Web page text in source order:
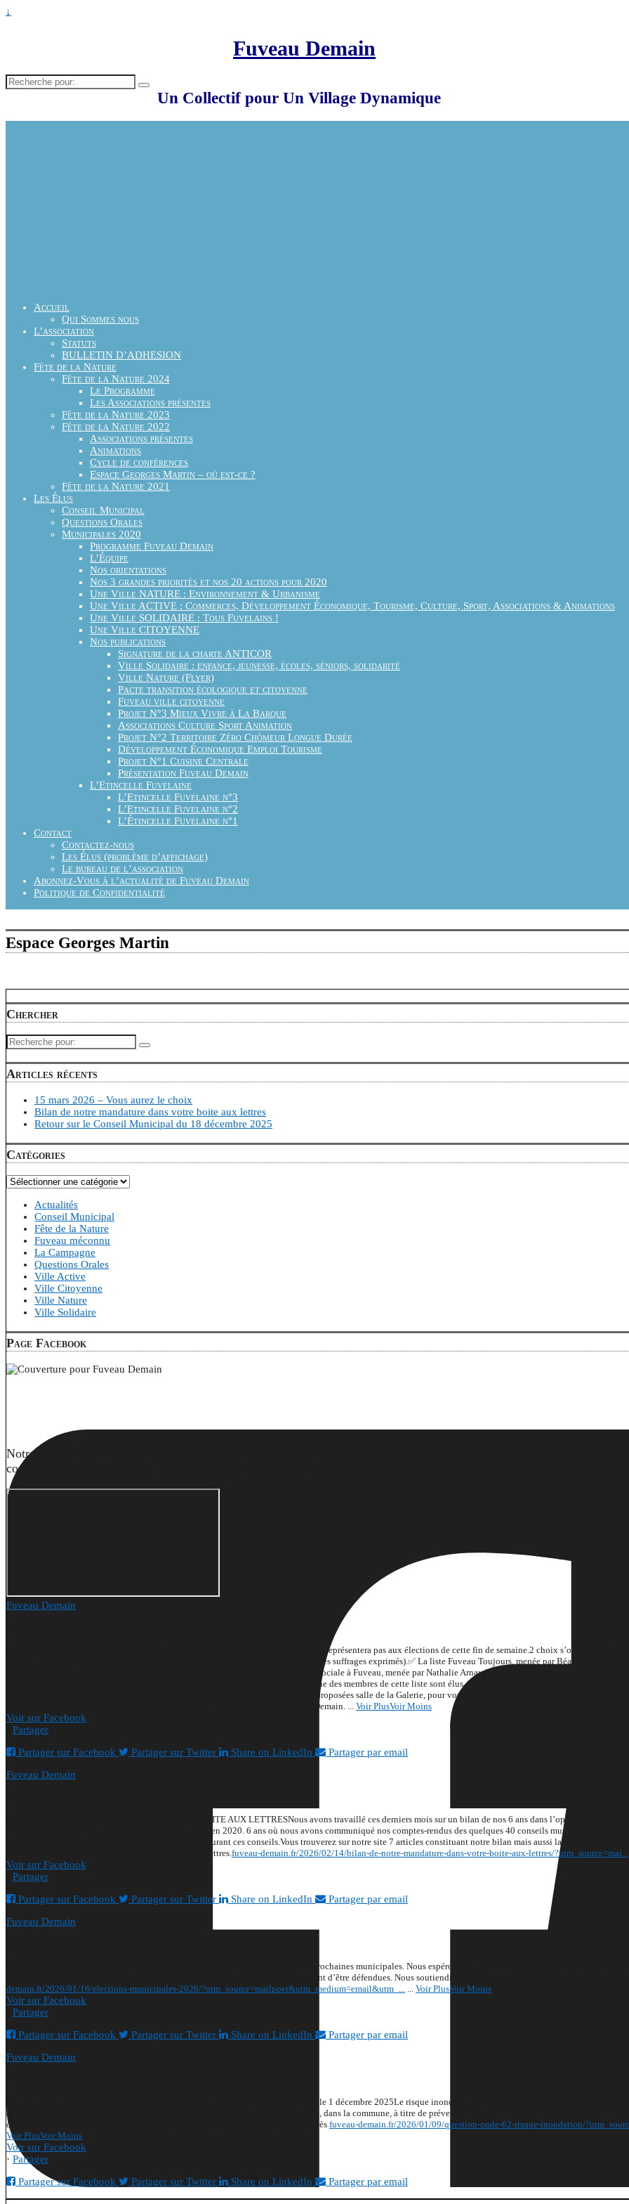
↓
Fuveau Demain
Recherche
pour:
Un Collectif pour Un Village Dynamique
Accueil
Qui Sommes nous
L’association
Statuts
BULLETIN D’ADHESION
Fête de la Nature
Fête de la Nature 2024
Le Programme
Les Associations présentes
Fête de la Nature 2023
Fête de la Nature 2022
Associations présentes
Animations
Cycle de conférences
Espace Georges Martin – où est-ce ?
Fête de la Nature 2021
Les Élus
Conseil Municipal
Questions Orales
Municipales 2020
Programme Fuveau Demain
L’Équipe
Nos orientations
Nos 3 grandes priorités et nos 20 actions pour 2020
Une Ville NATURE : Environnement & Urbanisme
Une Ville ACTIVE : Commerces, Développement Économique, Tourisme, Culture, Sport, Associations & Animations
Une Ville SOLIDAIRE : Tous Fuvelains !
Une Ville CITOYENNE
Nos publications
Signature de la charte ANTICOR
Ville Solidaire : enfance, jeunesse, écoles, séniors, solidarité
Ville Nature (Flyer)
Pacte transition écologique et citoyenne
Fuveau ville citoyenne
Projet N°3 Mieux Vivre à La Barque
Associations Culture Sport Animation
Projet N°2 Territoire Zéro Chômeur Longue Durée
Développement Économique Emploi Tourisme
Projet N°1 Cuisine Centrale
Présentation Fuveau Demain
L’Etincelle Fuvelaine
L’Etincelle Fuvelaine n°3
L’Etincelle Fuvelaine n°2
L’Étincelle Fuvelaine n°1
Contact
Contactez-nous
Les Élus (problème d’affichage)
Le bureau de l’association
Abonnez-Vous à l’actualité de Fuveau Demain
Politique de Confidentialité
Espace Georges Martin
Chercher
Recherche
pour:
Articles récents
15 mars 2026 – Vous aurez le choix
Bilan de notre mandature dans votre boite aux lettres
Retour sur le Conseil Municipal du 18 décembre 2025
Catégories
Catégories
Actualités
Conseil Municipal
Fête de la Nature
Fuveau méconnu
La Campagne
Questions Orales
Ville Active
Ville Citoyenne
Ville Nature
Ville Solidaire
Page Facebook
Notre volonté : partager notre vision d’une commune solidaire, qui s’engage pour la préservation de l’environnement.
commune sur des thèmes tels que la Nature, la Culture, la Fête, la Solidarité... #fuveau
Fuveau Demain
Comme nous l’avons communiqué précédemment l’équipe de Fuveau Demain ne se représentera pas aux élections de cette fin de semaine.2 choix s’offriront aux
tour (il n’y aura pas de 2ème tour puisque l’une des listes remportera plus de 50 % des suffrages exprimés).✅ La liste Fuveau Toujours, menée par Béatrice Bonfillon
✅La liste Alternative écologique et sociale à Fuveau, menée par Nathalie Arnaud et Hubert Stahn, qui reprend très
nous avons mis en avant et défendus durant nos 6 ans dans l’opposition. Une dizaine des membres de cette liste sont élus de Fuveau Demain ou sympathisants de
nous vous invitons fortement à participer aux 2 réunions publiques qui vous sont proposées salle de la Galerie, pour vous faire votre propre opinion :
Fuveau Demain. ... Voir PlusVoir Moins
Voir sur Facebook
Partager
Partager sur Facebook
Partager sur Twitter Share on LinkedIn
Partager par email
Fuveau Demain
BILAN DE NOTRE MANDATURE DANS VOTRE BOITE AUX LETTRESNous avons travaillé ces derniers mois sur un bilan de nos 6 ans dans l’opposition.
le programme que 47 % des Fuvelains avaient choisis en 2020. 6 ans où nous avons communiqué nos comptes-rendus des quelques 40 conseils municipaux
quelques 60 questions orales que nous avons posées durant ces conseils.Vous trouverez sur notre site 7 articles constituant notre bilan mais aussi la version
Nous l'avons distribué dans 4500 boites aux lettres.fuveau-demain.fr/2026/02/14/bilan-de-notre-mandature-dans-votre-boite-aux-lettres/?utm_source=mai...
Voir sur Facebook
Partager
Partager sur Facebook
Partager sur Twitter Share on LinkedIn
Partager par email
Fuveau Demain
Notre collectif s’arrête ici et ne se présentera pas aux prochaines municipales. Nous espérons que le flambeau, que nous avons porté, sera
écologie, justice sociale, ambition pour un village vivant et solidaire – continueront d’être défendues. Nous soutiendrons sans réserve celles et ceux qui s’en
demain.fr/2026/01/16/elections-municipales-2026/?utm_source=mailpoet&utm_medium=email&utm_... ... Voir PlusVoir Moins
Voir sur Facebook
Partager
Partager sur Facebook
Partager sur Twitter Share on LinkedIn
Partager par email
Fuveau Demain
Question posée lors du Conseil Municipal, le 1 décembre 2025Le risque inondation est important sur Fuveau, c’est même le
avant dans le DICRIM de 2021. Pouvez-vous nous indiquer ce qui est mis en place, dans la commune, à titre de prévention du risque par la Commune elle-même ?
de Fuveau.
Réponse reçu en séance ce jour, 1 décembre 2025 à lire via le lien ci-après fuveau-demain.fr/2026/01/09/question-orale-62-risque-inondation/
Voir PlusVoir Moins
Voir sur Facebook
· Partager
Partager sur Facebook
Partager sur Twitter Share on LinkedIn Partager par email